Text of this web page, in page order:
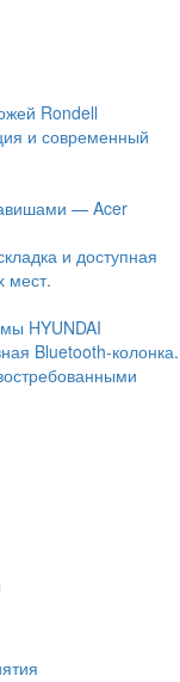
Rondell
и современный
— Acer
и доступная
мест.
HYUNDAI
Bluetooth-колонка.